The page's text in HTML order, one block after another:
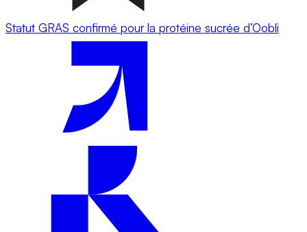
Statut GRAS confirmé pour la protéine sucrée d’Oobli